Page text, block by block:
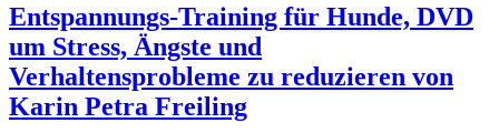
Entspannungs-Training für Hunde, DVD
um Stress, Ängste und
Verhaltensprobleme zu reduzieren von
Karin Petra Freiling